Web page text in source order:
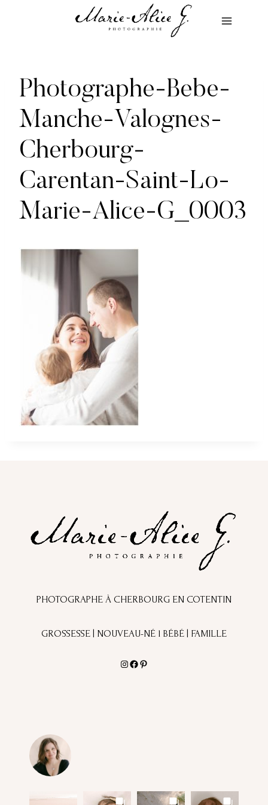
Photographe-Bebe-
Manche-Valognes-
Cherbourg-
Carentan-Saint-Lo-
Marie-Alice-G_0003
PHOTOGRAPHE À CHERBOURG EN COTENTIN
GROSSESSE | NOUVEAU-NÉ l BÉBÉ | FAMILLE
Instagram
Facebook
Pinterest